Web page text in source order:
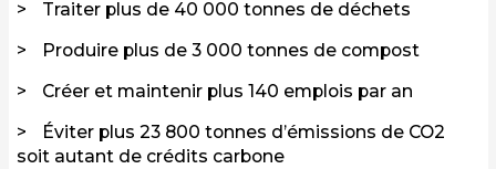
Traiter plus de 40 000 tonnes de déchets
Produire plus de 3 000 tonnes de compost
Créer et maintenir plus 140 emplois par an
Éviter plus 23 800 tonnes d’émissions de CO2
soit autant de crédits carbone